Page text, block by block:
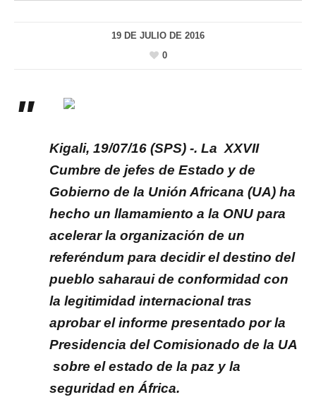
19 DE JULIO DE 2016
0
Kigali, 19/07/16 (SPS) -. La XXVII
Cumbre de jefes de Estado y de
Gobierno de la Unión Africana (UA) ha
hecho un llamamiento a la ONU para
acelerar la organización de un
referéndum para decidir el destino del
pueblo saharaui de conformidad con
la legitimidad internacional tras
aprobar el informe presentado por la
Presidencia del Comisionado de la UA
sobre el estado de la paz y la
seguridad en África.